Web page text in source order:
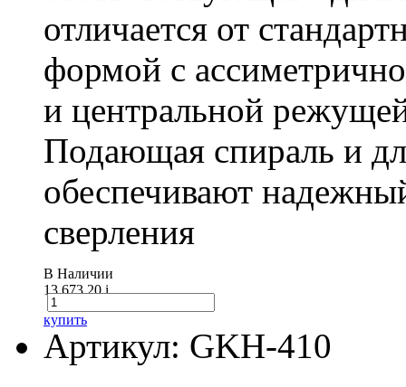
отличается от
формой с
и центральной
Подающая спираль и
обеспечивают
сверления
В Наличии
13 673.20i
купить
Артикул: GKH-410